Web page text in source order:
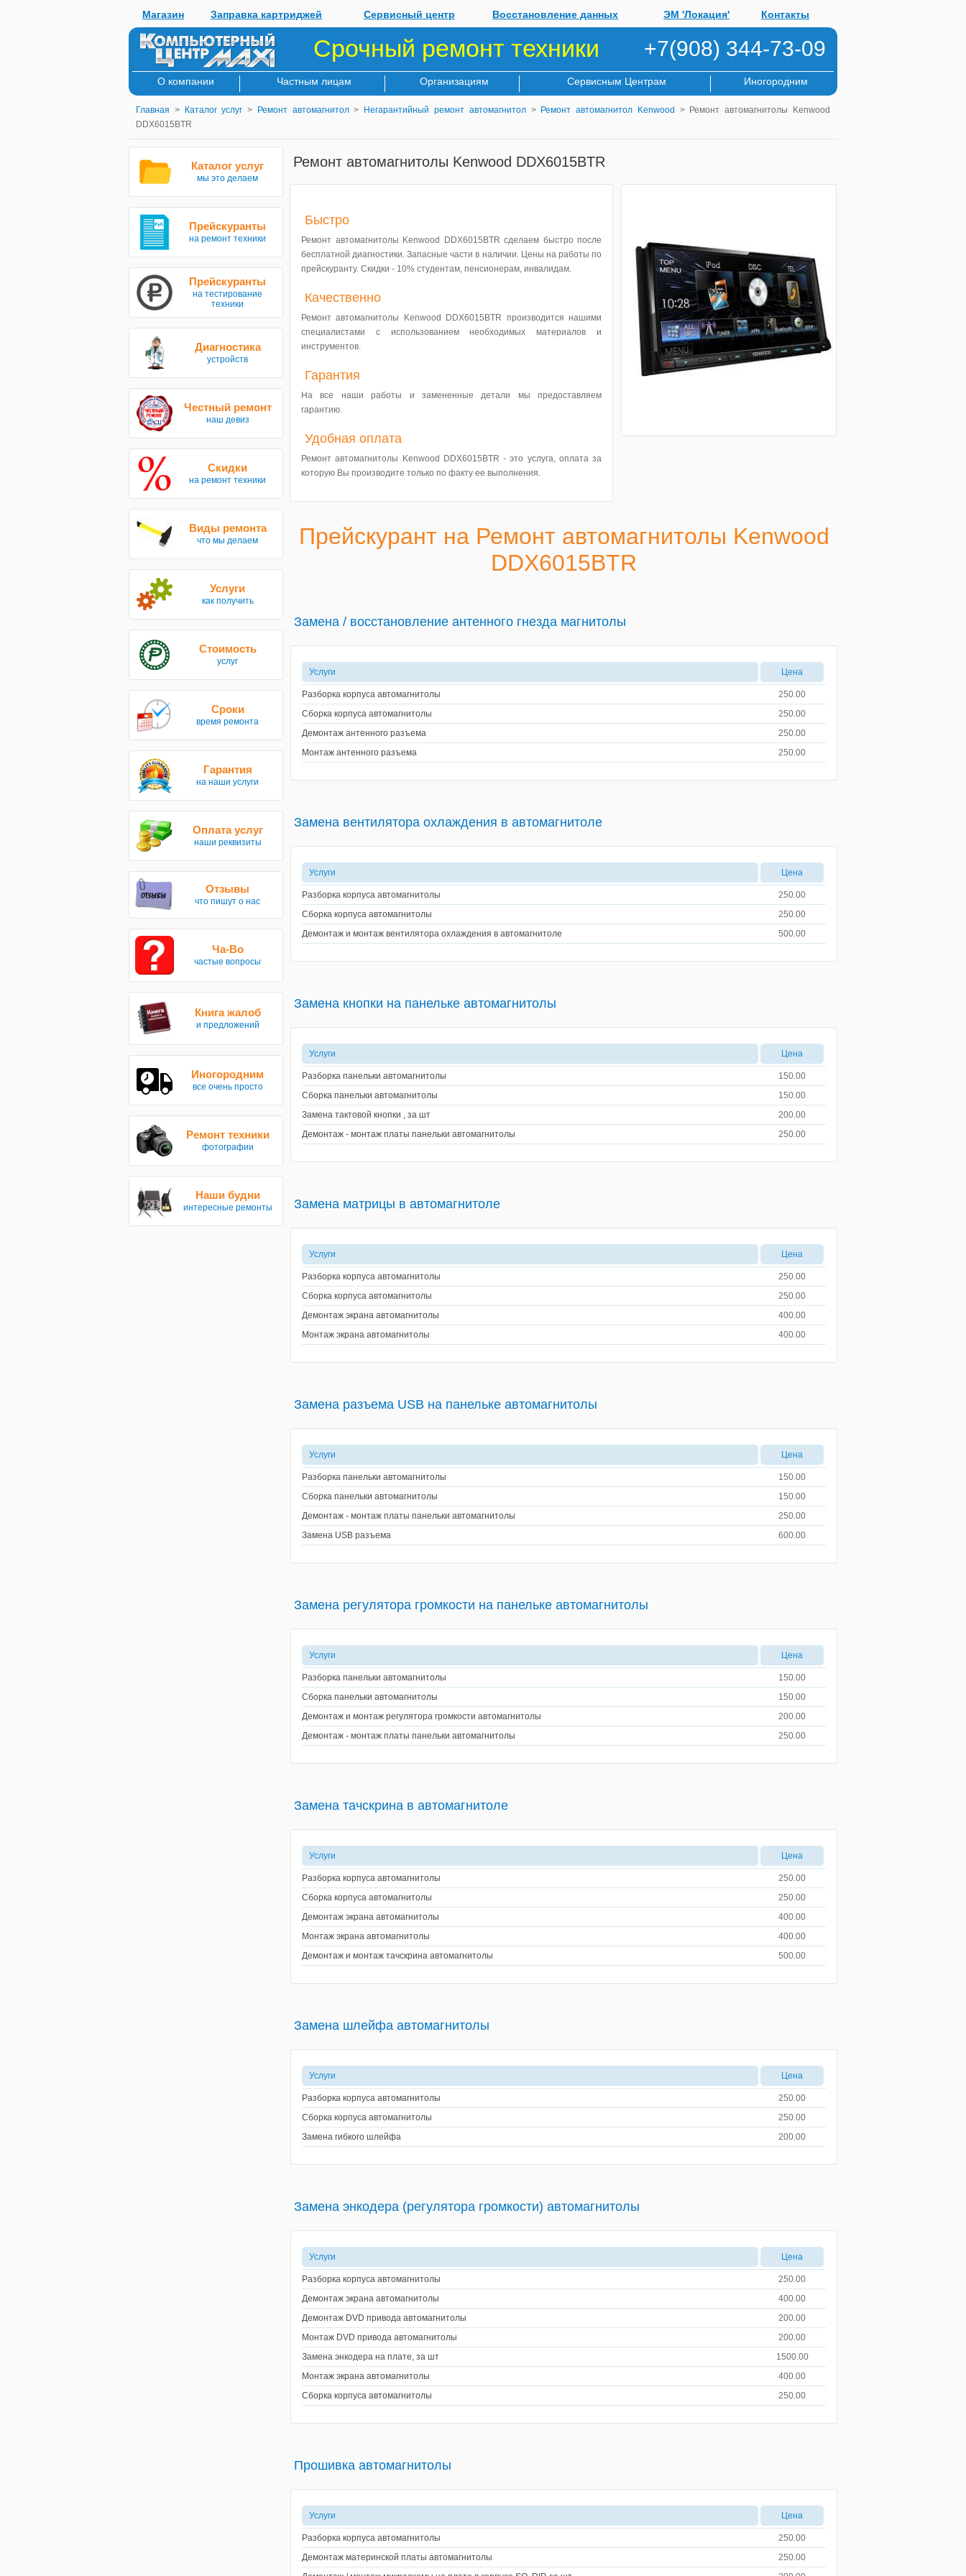
Магазин Заправка картриджей Сервисный центр Восстановление данных ЭМ 'Локация' Контакты
Срочный ремонт техники +7(908) 344-73-09
О компании Частным лицам Организациям Сервисным Центрам Иногородним
Главная > Каталог услуг > Ремонт автомагнитол> Негарантийный ремонт автомагнитол> Ремонт автомагнитол Kenwood
> Ремонт автомагнитолы Kenwood
DDX6015BTR
Каталог услуг
мы это делаем
Прейскуранты
на ремонт техники
Прейскуранты
на тестирование
техники
Диагностика
устройств
Честный ремонт
наш девиз
Скидки
на ремонт техники
Виды ремонта
что мы делаем
Услуги
как получить
Стоимость
услуг
Сроки
время ремонта
Гарантия
на наши услуги
Оплата услуг
наши реквизиты
Отзывы
что пишут о нас
Ча-Во
частые вопросы
Книга жалоб
и предложений
Иногородним
все очень просто
Ремонт техники
фотографии
Наши будни
интересные ремонты
Ремонт автомагнитолы Kenwood DDX6015BTR
Быстро
Ремонт автомагнитолы Kenwood DDX6015BTR сделаем быстро после
бесплатной диагностики. Запасные части в наличии. Цены на работы по
прейскуранту. Скидки - 10% студентам, пенсионерам, инвалидам.
Качественно
Ремонт автомагнитолы Kenwood DDX6015BTR производится нашими
специалистами с использованием необходимых материалов и
инструментов.
Гарантия
На все наши работы и замененные детали мы предоставляем
гарантию.
Удобная оплата
Ремонт автомагнитолы Kenwood DDX6015BTR - это услуга, оплата за
которую Вы производите только по факту ее выполнения.
Прейскурант на Ремонт автомагнитолы Kenwood
DDX6015BTR
Замена / восстановление антенного гнезда магнитолы
Услуги Цена
Разборка корпуса автомагнитолы
250.00
Сборка корпуса автомагнитолы
250.00
Демонтаж антенного разъема
250.00
Монтаж антенного разъема
250.00
Замена вентилятора охлаждения в автомагнитоле
Услуги Цена
Разборка корпуса автомагнитолы
250.00
Сборка корпуса автомагнитолы
250.00
Демонтаж и монтаж вентилятора охлаждения в автомагнитоле
500.00
Замена кнопки на панельке автомагнитолы
Услуги Цена
Разборка панельки автомагнитолы
150.00
Сборка панельки автомагнитолы
150.00
Замена тактовой кнопки , за шт
200.00
Демонтаж - монтаж платы панельки автомагнитолы
250.00
Замена матрицы в автомагнитоле
Услуги Цена
Разборка корпуса автомагнитолы
250.00
Сборка корпуса автомагнитолы
250.00
Демонтаж экрана автомагнитолы
400.00
Монтаж экрана автомагнитолы
400.00
Замена разъема USB на панельке автомагнитолы
Услуги Цена
Разборка панельки автомагнитолы
150.00
Сборка панельки автомагнитолы
150.00
Демонтаж - монтаж платы панельки автомагнитолы
250.00
Замена USB разъема
600.00
Замена регулятора громкости на панельке автомагнитолы
Услуги Цена
Разборка панельки автомагнитолы
150.00
Сборка панельки автомагнитолы
150.00
Демонтаж и монтаж регулятора громкости автомагнитолы
200.00
Демонтаж - монтаж платы панельки автомагнитолы
250.00
Замена тачскрина в автомагнитоле
Услуги Цена
Разборка корпуса автомагнитолы
250.00
Сборка корпуса автомагнитолы
250.00
Демонтаж экрана автомагнитолы
400.00
Монтаж экрана автомагнитолы
400.00
Демонтаж и монтаж тачскрина автомагнитолы
500.00
Замена шлейфа автомагнитолы
Услуги Цена
Разборка корпуса автомагнитолы
250.00
Сборка корпуса автомагнитолы
250.00
Замена гибкого шлейфа
200.00
Замена энкодера (регулятора громкости) автомагнитолы
Услуги Цена
Разборка корпуса автомагнитолы
250.00
Демонтаж экрана автомагнитолы
400.00
Демонтаж DVD привода автомагнитолы
200.00
Монтаж DVD привода автомагнитолы
200.00
Замена энкодера на плате, за шт
1500.00
Монтаж экрана автомагнитолы
400.00
Сборка корпуса автомагнитолы
250.00
Прошивка автомагнитолы
Услуги Цена
Разборка корпуса автомагнитолы
250.00
Демонтаж материнской платы автомагнитолы
250.00